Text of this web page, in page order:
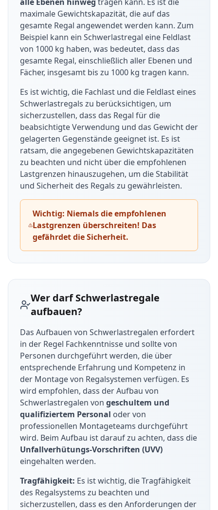
Anpassungsfähigkeit ausgezeichnet ist.
Eckregale:
Dank Eckregalen kann der
verfügbare Lagerplatz optimal ausgenutzt
werden, ob in Büros, Kellerräumen oder
Garagen. Aufgrund des Stecksystems ist es
schnell aufgebaut und verstaut Utensilien mit
etwas weniger Gewicht.
Reifenregale:Mit den Regalsystemen von
schwerlastregal.de geben Sie Ihrem Reifenlager
oder Ihrer Werkstatt ein gutes
Erscheinungsbild. Das vielseitige und stabile
Steckregalsystem ist variabel erweiterbar und
mit umfangreichem Regalzubehör ausrüstbar.
Weinregale:Ein Weinregal ist ein spezielles
Regal, das dazu dient, Weinflaschen sicher zu
lagern und zu präsentieren. Es ist entworfen,
um den Wein in der optimalen Position zu
halten, um die Qualität und Haltbarkeit des
Weins zu erhalten. Unsere Weinregale von
bekannt als Schrägbodenregalsysteme oder
Schrägstellregale, sind Regale mit geneigten
Oberfläche haben. Diese Art von Regalen wird
häufig in Einzelhandelsgeschäften,
Supermärkten, Lagerhallen und anderen
Umgebungen eingesetzt, in denen Produkte in
einer präsentablen und leicht zugänglichen
Weise präsentiert werden müssen.
Langgutregale:Unter dieser Art versteht man
spezielle Regalsysteme, die für die Lagerung
und Organisation von langen, sperrigen oder
schlauchförmigen Gegenständen entwickelt
wurden. Sie eignen sich besonders gut für die
Profilen, Brettern, Leitern, Kabeln und anderen
länglichen Gegenständen.
anspruchsvolle und hygienisch sensible
Bereiche benötigen. Mit diesen Modellen
können Sie die Regale sicher und gründlich
reinigen oder sterilisieren. Außerdem lassen sie
sich in feuchten oder kühlen Räumen optimal
lagern, beispielsweise als Schwerlastregale in
derLebensmittel- oder Pharmaindustrie.
maximale Gewichtskapazität, die auf das
gesamte Regal angewendet werden kann. Zum
Beispiel kann ein Schwerlastregal eine Feldlast
von 1000 kg haben, was bedeutet, dass das
gesamte Regal, einschließlich aller Ebenen und
Fächer, insgesamt bis zu 1000 kg tragen kann.
Es ist wichtig, die Fachlast und die Feldlast eines
Schwerlastregals zu berücksichtigen, um
sicherzustellen, dass das Regal für die
beabsichtigte Verwendung und das Gewicht der
gelagerten Gegenstände geeignet ist. Es ist
ratsam, die angegebenen Gewichtskapazitäten
zu beachten und nicht über die empfohlenen
Lastgrenzen hinauszugehen, um die Stabilität
und Sicherheit des Regals zu gewährleisten.
Wichtig: Niemals die empfohlenen
Lastgrenzen überschreiten! Das
gefährdet die Sicherheit.
Wer darf Schwerlastregale
aufbauen?
Das Aufbauen von Schwerlastregalen erfordert
in der Regel Fachkenntnisse und sollte von
Personen durchgeführt werden, die über
entsprechende Erfahrung und Kompetenz in
der Montage von Regalsystemen verfügen. Es
wird empfohlen, dass der Aufbau von
Schwerlastregalen von geschultem und
qualifiziertem Personal oder von
professionellen Montageteams durchgeführt
wird. Beim Aufbau ist darauf zu achten, dass die
Unfallverhütungs-Vorschriften (UVV)
eingehalten werden.
Tragfähigkeit: Es ist wichtig, die Tragfähigkeit
des Regalsystems zu beachten und
sicherzustellen, dass es den Anforderungen der